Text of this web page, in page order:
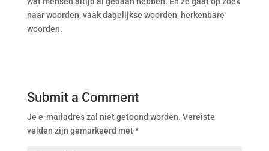
naar woorden, vaak dagelijkse woorden, herkenbare
woorden.
Submit a Comment
Je e-mailadres zal niet getoond worden. Vereiste
velden zijn gemarkeerd met*